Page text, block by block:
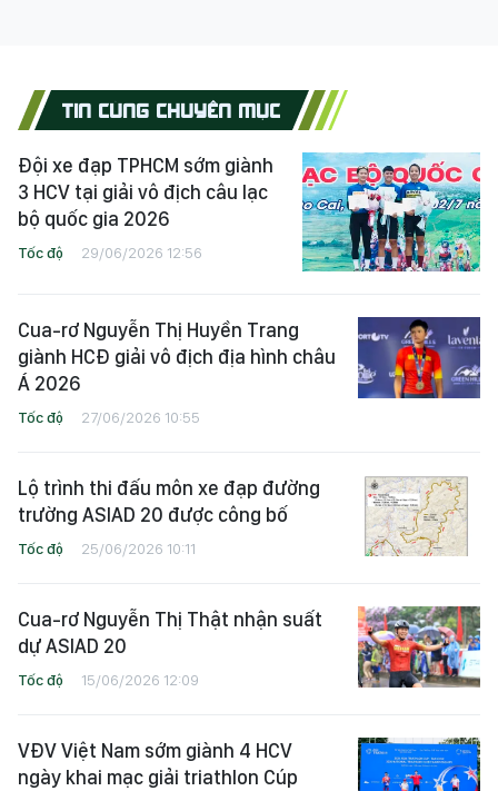
TIN CÙNG CHUYÊN MỤC
Đội xe đạp TPHCM sớm giành
3 HCV tại giải vô địch câu lạc
bộ quốc gia 2026
Tốc độ 29/06/2026 12:56
Cua-rơ Nguyễn Thị Huyền Trang
giành HCĐ giải vô địch địa hình châu
Á 2026
Tốc độ 27/06/2026 10:55
Lộ trình thi đấu môn xe đạp đường
trường ASIAD 20 được công bố
Tốc độ 25/06/2026 10:11
Cua-rơ Nguyễn Thị Thật nhận suất
dự ASIAD 20
Tốc độ 15/06/2026 12:09
VĐV Việt Nam sớm giành 4 HCV
ngày khai mạc giải triathlon Cúp